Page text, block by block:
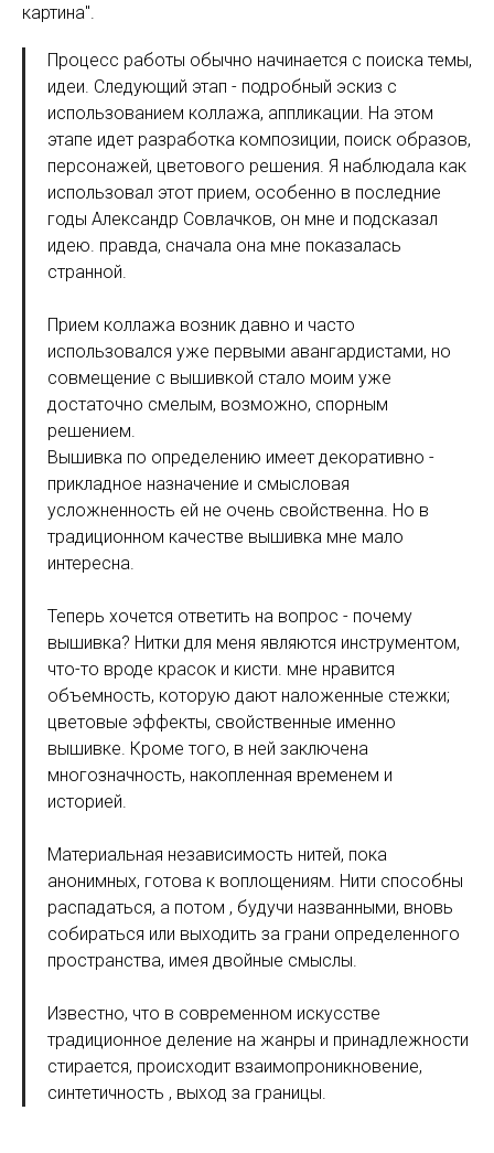
картина".
Процесс работы обычно начинается с поиска темы,
идеи. Следующий этап - подробный эскиз с
использованием коллажа, аппликации. На этом
этапе идет разработка композиции, поиск образов,
персонажей, цветового решения. Я наблюдала как
использовал этот прием, особенно в последние
годы Александр Совлачков, он мне и подсказал
идею. правда, сначала она мне показалась
странной.
Прием коллажа возник давно и часто
использовался уже первыми авангардистами, но
совмещение с вышивкой стало моим уже
достаточно смелым, возможно, спорным
решением.
Вышивка по определению имеет декоративно -
прикладное назначение и смысловая
усложненность ей не очень свойственна. Но в
традиционном качестве вышивка мне мало
интересна.
Теперь хочется ответить на вопрос - почему
вышивка? Нитки для меня являются инструментом,
что-то вроде красок и кисти. мне нравится
объемность, которую дают наложенные стежки;
цветовые эффекты, свойственные именно
вышивке. Кроме того, в ней заключена
многозначность, накопленная временем и
историей.
Материальная независимость нитей, пока
анонимных, готова к воплощениям. Нити способны
распадаться, а потом , будучи названными, вновь
собираться или выходить за грани определенного
пространства, имея двойные смыслы.
Известно, что в современном искусстве
традиционное деление на жанры и принадлежности
стирается, происходит взаимопроникновение,
синтетичность , выход за границы.